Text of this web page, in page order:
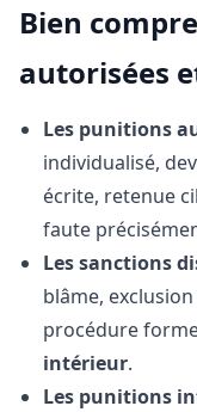
Bien
autorisées
Les punitions
individualisé,
écrite, retenue
faute
Les sanctions
blâme,
procédure
intérieur.
Les punitions